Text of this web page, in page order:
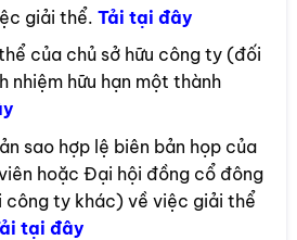
giải thể. Tải tại đây
của chủ sở hữu công ty (đối
nhiệm hữu hạn một thành
sao hợp lệ biên bản họp của
hoặc Đại hội đồng cổ đông
ty khác) về việc giải thể
tại đây